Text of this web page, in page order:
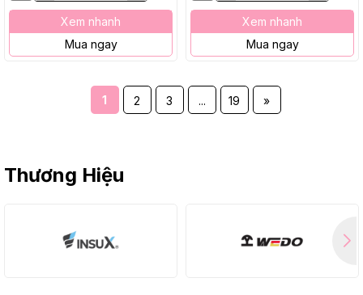
Xem nhanh
Mua ngay
Xem nhanh
Mua ngay
1 2 3 ... 19 »
Thương Hiệu